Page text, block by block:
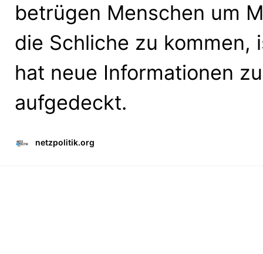
betrügen Menschen um
die Schliche zu kommen,
hat neue Informationen
aufgedeckt.
netzpolitik.org